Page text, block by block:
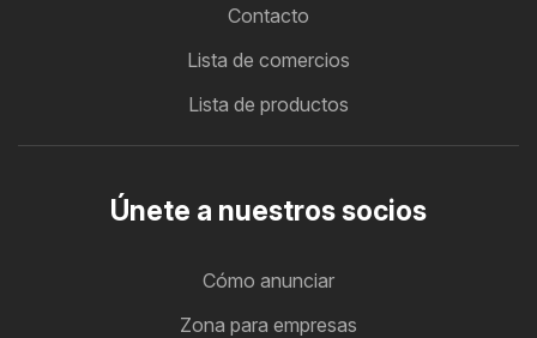
Contacto
Lista de comercios
Lista de productos
Únete a nuestros socios
Cómo anunciar
Zona para empresas